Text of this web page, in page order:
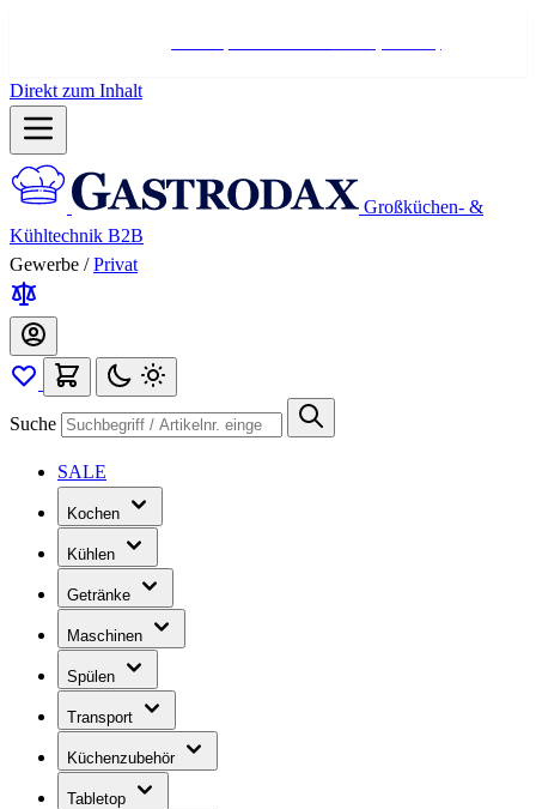
Direkt zum Inhalt
Großküchen- &
Kühltechnik B2B
Gewerbe / Privat
Suche
SALE
Kochen
Kühlen
Getränke
Maschinen
Spülen
Transport
Küchenzubehör
Tabletop